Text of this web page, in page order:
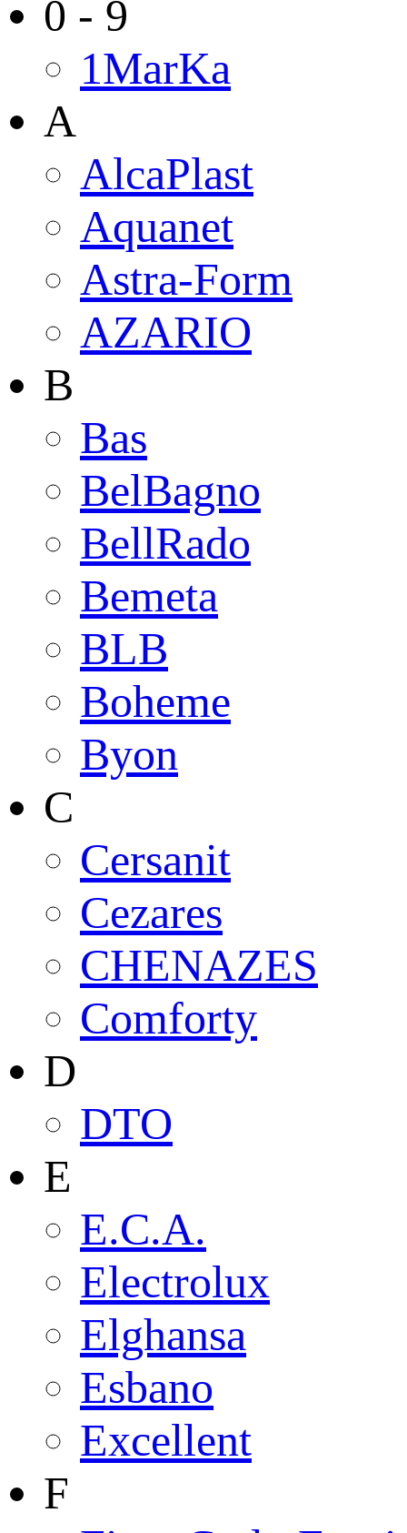
0 - 9
1MarKa
A
AlcaPlast
Aquanet
Astra-Form
AZARIO
B
Bas
BelBagno
BellRado
Bemeta
BLB
Boheme
Byon
C
Cersanit
Cezares
CHENAZES
Comforty
D
DTO
E
E.C.A.
Electrolux
Elghansa
Esbano
Excellent
F